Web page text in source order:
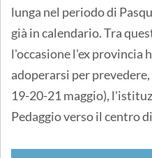
lunga nel periodo di
già in calendario. Tra
l'occasione l'ex provincia
adoperarsi per
19-20-21 maggio),
Pedaggio verso il centro